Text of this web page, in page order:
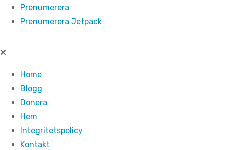
Prenumerera
Prenumerera Jetpack
Home
Blogg
Donera
Hem
Integritetspolicy
Kontakt